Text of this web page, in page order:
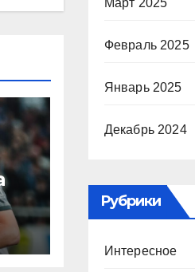
Март 2025
Февраль 2025
Январь 2025
Декабрь 2024
Рубрики
Интересное